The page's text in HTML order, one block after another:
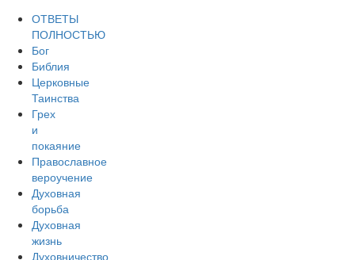
ОТВЕТЫ
ПОЛНОСТЬЮ
Бог
Библия
Церковные
Таинства
Грех
и
покаяние
Православное
вероучение
Духовная
борьба
Духовная
жизнь
Духовничество